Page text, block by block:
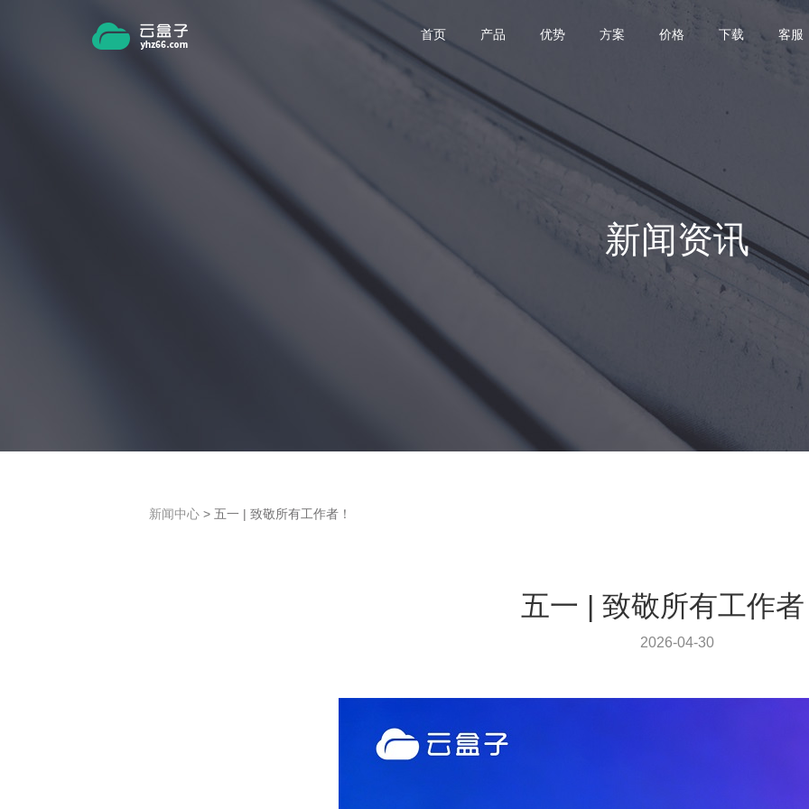
首页
产品 优势 方案 价格 下载 客服
新闻资讯
新闻中心 > 五一 | 致敬所有工作者！
五一 | 致敬所有工作
2026-04-30